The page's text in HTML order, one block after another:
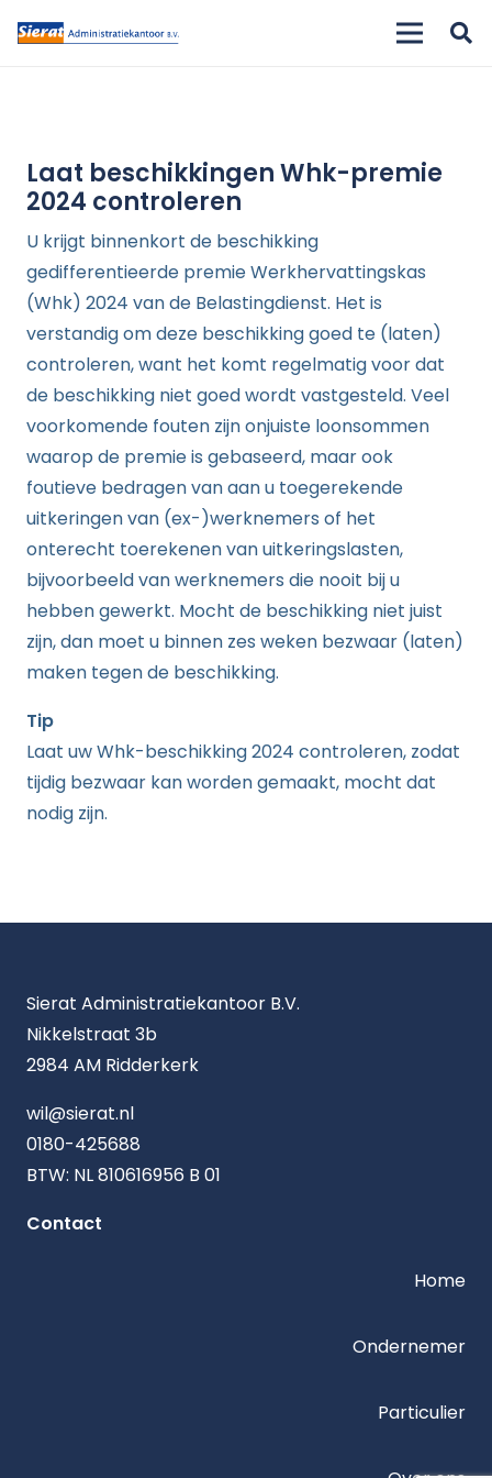
Laat beschikkingen Whk-premie
2024 controleren
U krijgt binnenkort de beschikking
gedifferentieerde premie Werkhervattingskas
(Whk) 2024 van de Belastingdienst. Het is
verstandig om deze beschikking goed te (laten)
controleren, want het komt regelmatig voor dat
de beschikking niet goed wordt vastgesteld. Veel
voorkomende fouten zijn onjuiste loonsommen
waarop de premie is gebaseerd, maar ook
foutieve bedragen van aan u toegerekende
uitkeringen van (ex-)werknemers of het
onterecht toerekenen van uitkeringslasten,
bijvoorbeeld van werknemers die nooit bij u
hebben gewerkt. Mocht de beschikking niet juist
zijn, dan moet u binnen zes weken bezwaar (laten)
maken tegen de beschikking.
Tip
Laat uw Whk-beschikking 2024 controleren, zodat
tijdig bezwaar kan worden gemaakt, mocht dat
nodig zijn.
Sierat Administratiekantoor B.V.
Nikkelstraat 3b
2984 AM Ridderkerk
wil@sierat.nl
0180-425688
BTW: NL 810616956 B 01
Contact
Home
Ondernemer
Particulier